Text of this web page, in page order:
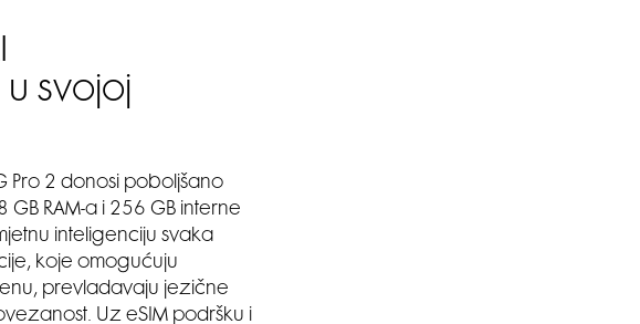
svojoj
Pro 2 donosi poboljšano
RAM-a i 256 GB interne
inteligenciju svaka
koje omogućuju
prevladavaju jezične
Uz eSIM podršku i